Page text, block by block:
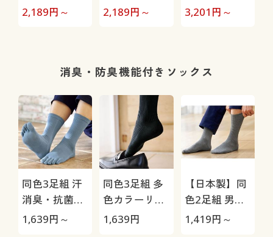
ジャマ(男女兼
2,189円～
ジャマ(男女兼
2,189円～
プパジャマ(男
3,201 円～
消臭・防臭機能付きソックス
同色3足組 汗
消臭・抗菌防
臭5本指ソッ
1,639円～
同色3足組 多
色カラーリブ
ソックス/男の
1,639円
【日本製】同
色2足組 男の
履き口ゆった
1,419円～